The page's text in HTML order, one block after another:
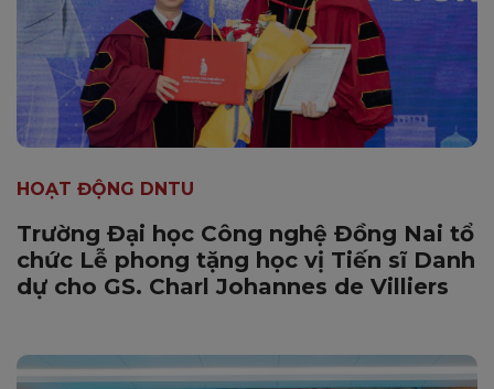
HOẠT ĐỘNG DNTU
Trường Đại học Công nghệ Đồng Nai tổ
chức Lễ phong tặng học vị Tiến sĩ Danh
dự cho GS. Charl Johannes de Villiers